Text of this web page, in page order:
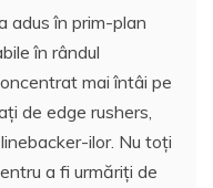
adus în prim-plan
în rândul
mai întâi pe
de edge rushers,
ilor. Nu toți
a fi urmăriți de